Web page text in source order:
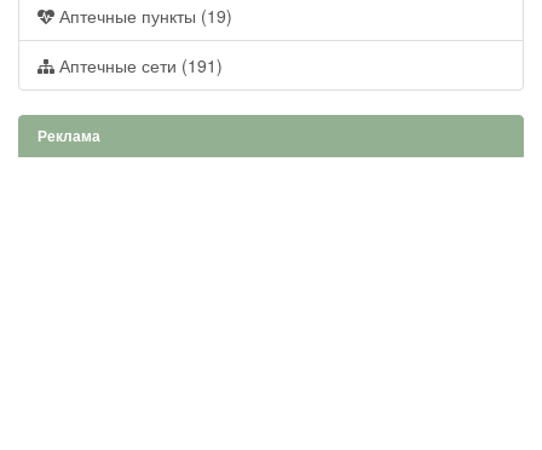
Аптечные пункты (19)
Аптечные сети (191)
Реклама